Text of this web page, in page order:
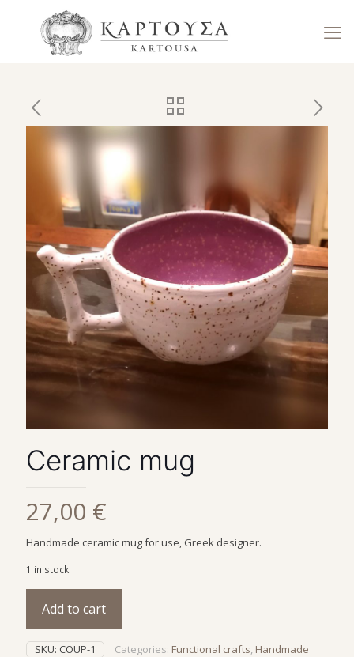
Ceramic mug
27,00 €
Handmade ceramic mug for use, Greek designer.
1 in stock
Add to cart
SKU: COUP-1 Categories: Functional crafts, Handmade